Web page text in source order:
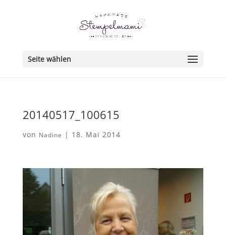
Seite wählen
20140517_100615
von Nadine | 18. Mai 2014